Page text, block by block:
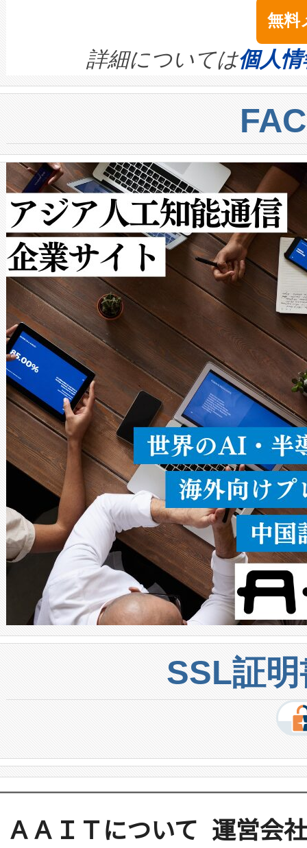
きます。この効率性は、フェ
ます。 Voltaiq provides a
quality and reliability for AI
BESS stack to ensure battery
centers. Voltaiqは、ai&のAI
からシステム統合、試運転、
クルの各段階のデータを監視
[…]
イズの小径化を実現すること
す。ノーマルモードでは、
ートル先まで検出でき、これ
トに対して約600メートルに
では、反射率10％のターゲッ
で向上し、最大検知距離は
ットだけで最大1キロメート
ルの変電所周囲を監視でき、
作業と点群処理を簡素化でき
Avia 2は、2種類のFOVオプシ
× 80°のノーマルモード、長
ードを切り替えて使用するこ
ることなく、単一のデバイス
うにします。遠距離まで届く
密度なスキャ […]
無料
詳細については個人
SSL証
ＡＡＩＴについて 運営会社